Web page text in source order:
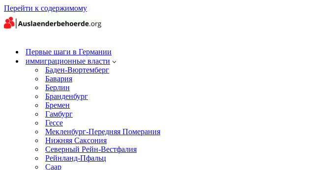
Перейти к содержимому
Первые шаги в Германии
иммиграционные власти
Баден-Вюртемберг
Бавария
Берлин
Бранденбург
Бремен
Гамбург
Гессе
Мекленбург-Передняя Померания
Нижняя Саксония
Северный Рейн-Вестфалия
Рейнланд-Пфальц
Саар